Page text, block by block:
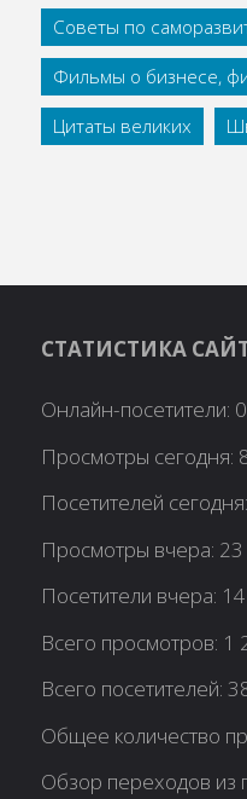
Советы по
Фильмы о бизнесе,
Цитаты великих
СТАТИСТИКА
Онлайн-посетители: 0
Просмотры сегодня:
Посетителей сегодня:
Просмотры вчера: 23
Посетители вчера: 14
Всего просмотров: 1
Всего посетителей:
Общее количество
Обзор переходов из